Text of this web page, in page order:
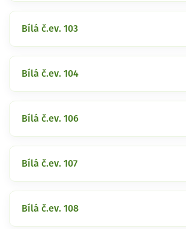
Bílá č.ev. 103
Bílá č.ev. 104
Bílá č.ev. 106
Bílá č.ev. 107
Bílá č.ev. 108